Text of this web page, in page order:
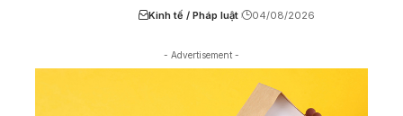
Kinh tế / Pháp luật 04/08/2026
- Advertisement -